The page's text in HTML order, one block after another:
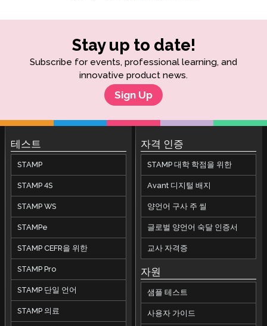
Stay up to date!
Subscribe for events, professional learning, and
innovative product news.
Sign Up
테스트
STAMP
STAMP 4S
STAMP WS
STAMPe
STAMP CEFR을 위한
STAMP Pro
STAMP 단일 언어
STAMP 의료
자격 인증
STAMP 대학 학점을 위한
Avant 디지털 배지
양언어 구사 주 씰
글로벌 양언어 숙달 인증서
교사 자격증
자원
샘플 테스트
사용자 가이드